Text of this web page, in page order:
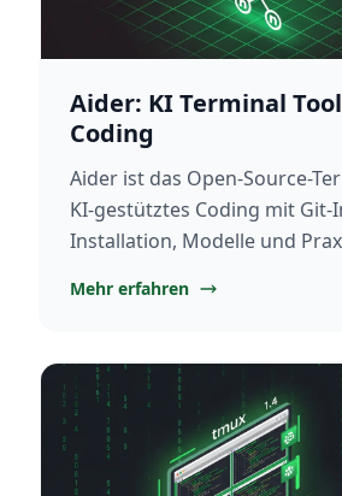
Aider: KI Terminal
Coding
Aider ist das Open-Source-
KI-gestütztes Coding mit
Installation, Modelle und
Mehr erfahren